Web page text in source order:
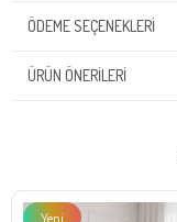
ÖDEME SEÇENEKLERI
ÜRÜN ÖNERILERI
Yeni